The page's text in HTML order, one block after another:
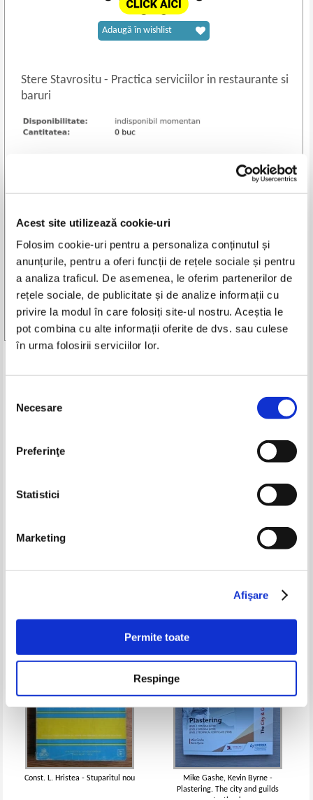
Acest site utilizează cookie-uri
Folosim cookie-uri pentru a personaliza conținutul și
anunțurile, pentru a oferi funcții de rețele sociale și pentru
a analiza traficul. De asemenea, le oferim partenerilor de
rețele sociale, de publicitate și de analize informații cu
privire la modul în care folosiți site-ul nostru. Aceștia le
pot combina cu alte informații oferite de dvs. sau culese
în urma folosirii serviciilor lor.
consimțământului
Necesare
Preferinţe
Statistici
Marketing
Afişare
Permite toate
Respinge
Stere Stavrositu- Practica serviciilor in restaurante si
baruri
Titlu: Practica serviciilor in restaurante si baruri
An de aparitie: 1994
Nr. pagini: 307
Format: 16 x 23 cm
Stare: buna
ISBN: 973-31-0637-2
Adaugă în wishlist
Ellen S. Fisher, Alexa Hampton -
Pret:150,00Lei 127,50 Lei
John Lofty Wiseman - SAS,
Pret:200,00Lei 170,00 Lei
Const. L. Hristea - Stuparitul nou
Mike Gashe, Kevin Byrne -
Plastering. The city and guilds